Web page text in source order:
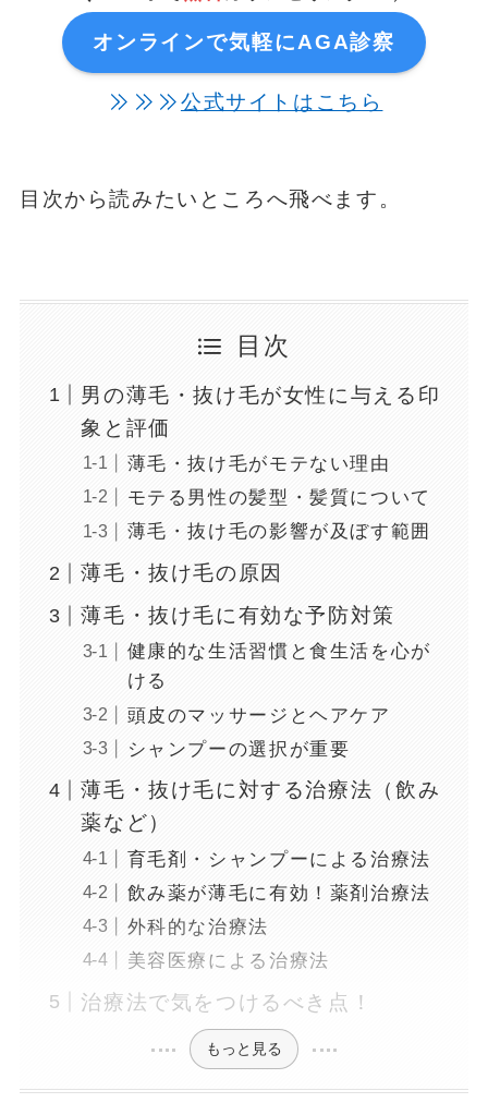
オンラインで気軽にAGA診察
公式サイトはこちら
目次から読みたいところへ飛べます。
目次
男の薄毛・抜け毛が女性に与える印
象と評価
薄毛・抜け毛がモテない理由
モテる男性の髪型・髪質について
薄毛・抜け毛の影響が及ぼす範囲
薄毛・抜け毛の原因
薄毛・抜け毛に有効な予防対策
健康的な生活習慣と食生活を心が
ける
頭皮のマッサージとヘアケア
シャンプーの選択が重要
薄毛・抜け毛に対する治療法（飲み
薬など）
育毛剤・シャンプーによる治療法
飲み薬が薄毛に有効！薬剤治療法
外科的な治療法
美容医療による治療法
治療法で気をつけるべき点！
もっと見る